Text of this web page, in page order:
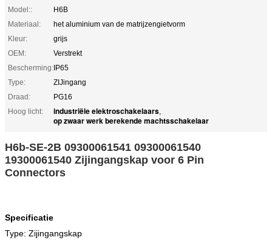
Model::
H6B
Materiaal:
het aluminium van de matrijzengietvorm
Kleur:
grijs
OEM:
Verstrekt
Bescherming:IP65
Type:
ZIJingang
Draad:
PG16
Hoog licht:
industriële elektroschakelaars,
op zwaar werk berekende machtsschakelaar
H6b-SE-2B 09300061541 09300061540
19300061540 Zijingangskap voor 6 Pin
Connectors
Specificatie
Type: Zijingangskap